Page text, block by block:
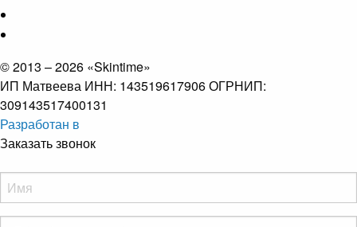
© 2013 – 2026 «Skintime»
ИП Матвеева ИНН: 143519617906 ОГРНИП:
309143517400131
Разработан в
Заказать звонок